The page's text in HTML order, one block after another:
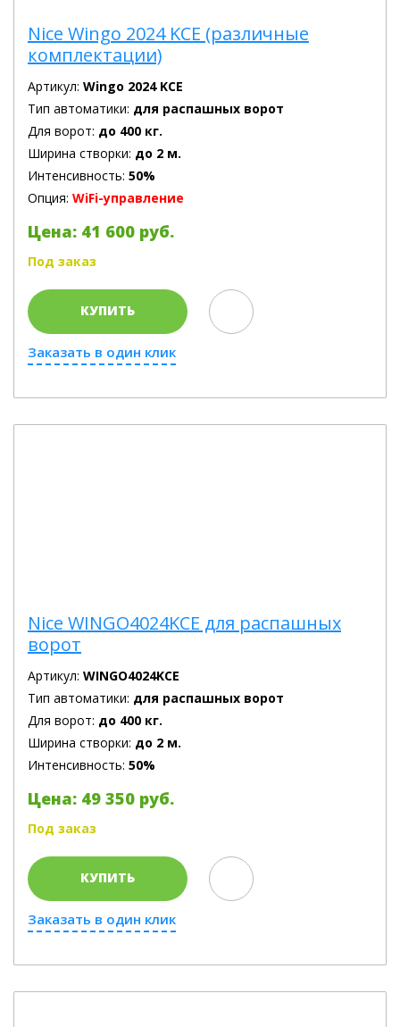
Nice Wingo 2024 KCE (различные
комплектации)
Артикул: Wingo 2024 KCE
Тип автоматики: для распашных ворот
Для ворот: до 400 кг.
Ширина створки: до 2 м.
Интенсивность: 50%
Опция: WiFi-управление
Цена: 41 600 руб.
Под заказ
КУПИТЬ
Заказать в один клик
Nice WINGO4024KCE для распашных
ворот
Артикул: WINGO4024KCE
Тип автоматики: для распашных ворот
Для ворот: до 400 кг.
Ширина створки: до 2 м.
Интенсивность: 50%
Цена: 49 350 руб.
Под заказ
КУПИТЬ
Заказать в один клик